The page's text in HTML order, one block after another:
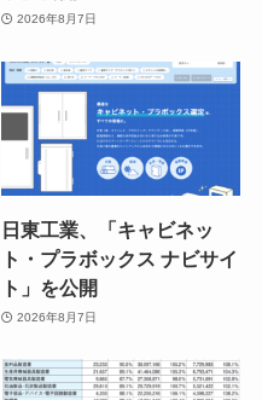
2026年8月7日
日東工業、「キャビネッ
ト・プラボックス ナビサイ
ト」を公開
2026年8月7日